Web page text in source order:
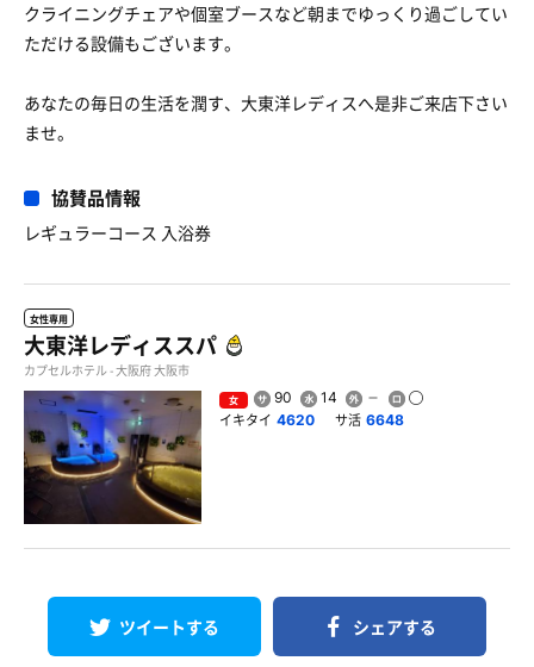
クライニングチェアや個室ブースなど朝までゆっくり過ごしてい
ただける設備もございます。
あなたの毎日の生活を潤す、大東洋レディスへ是非ご来店下さい
ませ。
協賛品情報
レギュラーコース 入浴券
女性専用
大東洋レディススパ
カプセルホテル - 大阪府 大阪市
女 90 14
イキタイ 4620 サ活 6648
ツイートする シェアする